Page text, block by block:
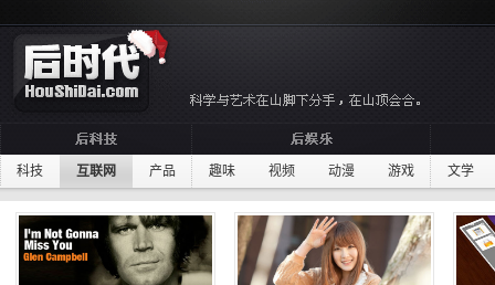
科技 互联网 产品 趣味 视频 动漫 游戏 文学